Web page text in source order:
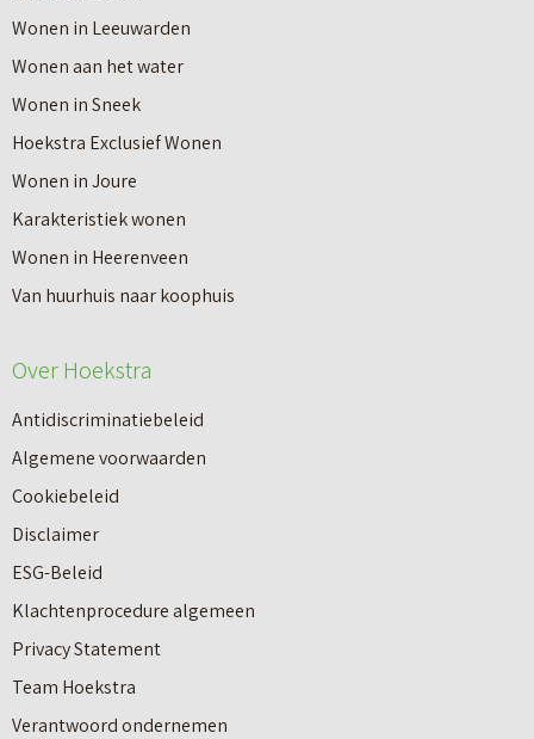
Wonen in Leeuwarden
Wonen aan het water
Wonen in Sneek
Hoekstra Exclusief Wonen
Wonen in Joure
Karakteristiek wonen
Wonen in Heerenveen
Van huurhuis naar koophuis
Over Hoekstra
Antidiscriminatiebeleid
Algemene voorwaarden
Cookiebeleid
Disclaimer
ESG-Beleid
Klachtenprocedure algemeen
Privacy Statement
Team Hoekstra
Verantwoord ondernemen